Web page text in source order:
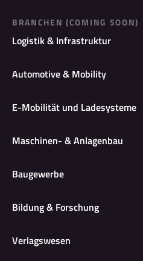
BRANCHEN (COMING SOON)
Logistik & Infrastruktur
Automotive & Mobility
E-Mobilität und Ladesysteme
Maschinen- & Anlagenbau
Baugewerbe
Bildung & Forschung
Verlagswesen